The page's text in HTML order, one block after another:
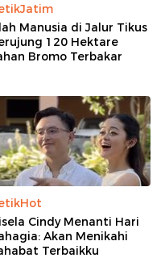
Manusia di Jalur Tikus
120 Hektare
Bromo Terbakar
Cindy Menanti Hari
Akan Menikahi
Terbaikku